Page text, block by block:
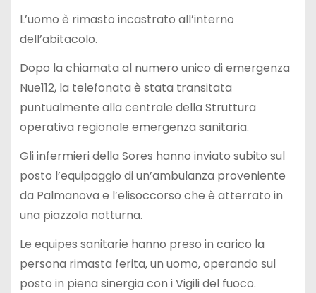
L’uomo è rimasto incastrato all’interno
dell’abitacolo.
Dopo la chiamata al numero unico di emergenza
Nue112, la telefonata è stata transitata
puntualmente alla centrale della Struttura
operativa regionale emergenza sanitaria.
Gli infermieri della Sores hanno inviato subito sul
posto l’equipaggio di un’ambulanza proveniente
da Palmanova e l’elisoccorso che è atterrato in
una piazzola notturna.
Le equipes sanitarie hanno preso in carico la
persona rimasta ferita, un uomo, operando sul
posto in piena sinergia con i Vigili del fuoco.